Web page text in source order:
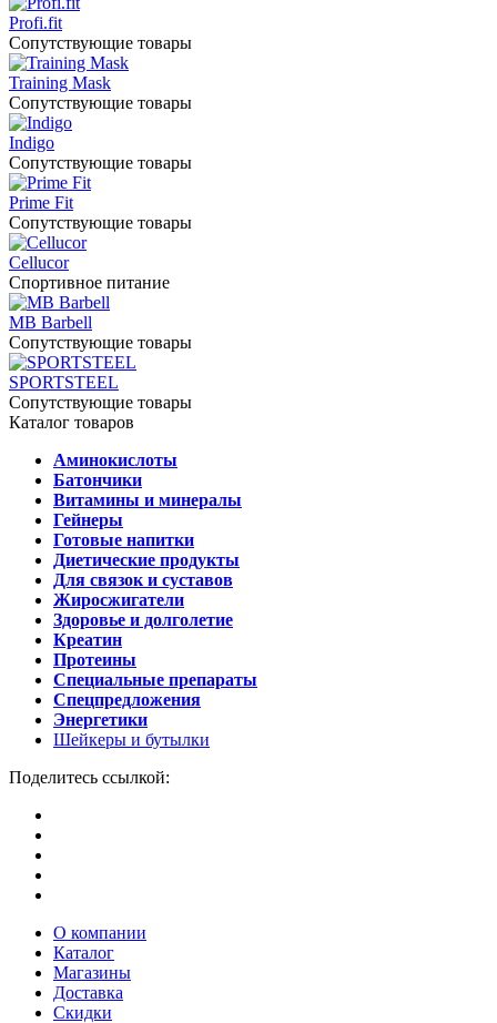
Profi.fit
Сопутствующие товары
Training Mask
Сопутствующие товары
Indigo
Сопутствующие товары
Prime Fit
Сопутствующие товары
Cellucor
Спортивное питание
MB Barbell
Сопутствующие товары
SPORTSTEEL
Сопутствующие товары
Каталог товаров
Аминокислоты
Батончики
Витамины и минералы
Гейнеры
Готовые напитки
Диетические продукты
Для связок и суставов
Жиросжигатели
Здоровье и долголетие
Креатин
Протеины
Специальные препараты
Спецпредложения
Энергетики
Шейкеры и бутылки
Поделитесь ссылкой:
О компании
Каталог
Магазины
Доставка
Скидки